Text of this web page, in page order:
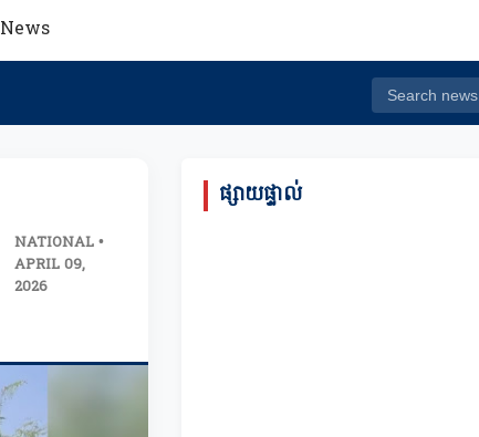
NATIONAL •
APRIL 09,
2026
ផ្សាយផ្ទាល់